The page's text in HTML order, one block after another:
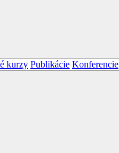
kurzy Publikácie Konferencie